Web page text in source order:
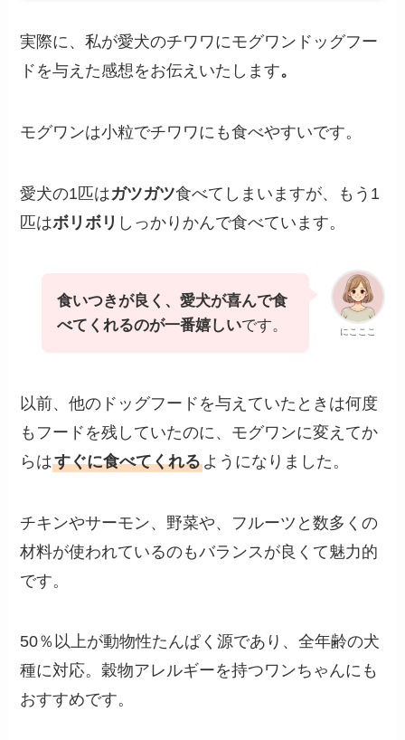
実際に、私が愛犬のチワワにモグワンドッグフー
ドを与えた感想をお伝えいたします。
モグワンは小粒でチワワにも食べやすいです。
愛犬の1匹はガツガツ食べてしまいますが、もう1
匹はボリボリ しっかりかんで食べています。
にこここ
食いつきが良く、愛犬が喜んで食
べてくれるのが一番嬉しいです。
以前、他のドッグフードを与えていたときは何度
もフードを残していたのに、モグワンに変えてか
らはすぐに食べてくれるようになりました。
チキンやサーモン、野菜や、フルーツと数多くの
材料が使われているのもバランスが良くて魅力的
です。
50％以上が動物性たんぱく源であり、全年齢の犬
種に対応。穀物アレルギーを持つワンちゃんにも
おすすめです。